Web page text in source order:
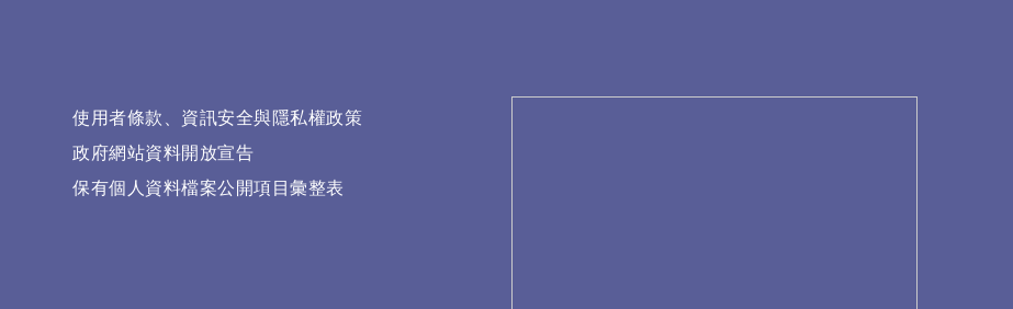
使用者條款、資訊安全與隱私權政策
政府網站資料開放宣告
保有個人資料檔案公開項目彙整表